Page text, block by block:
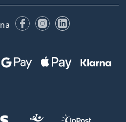
FacebookuInstagramie
LinkedIn